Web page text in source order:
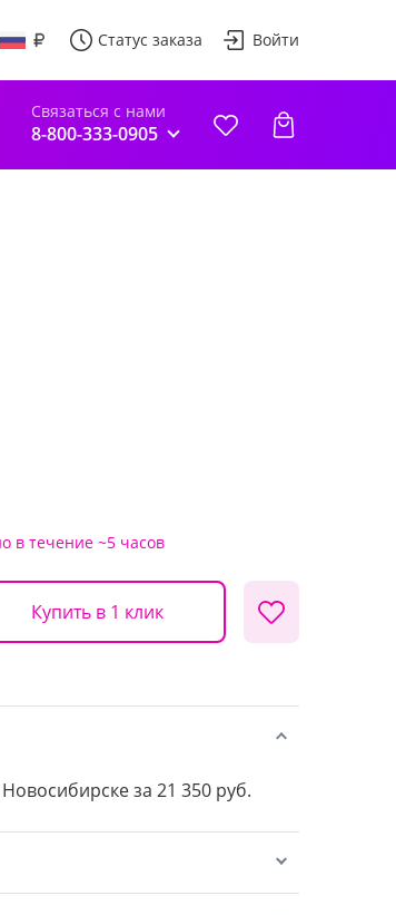
Статус заказа Войти
Связаться с нами
8-800-333-0905
в течение ~5 часов
Купить в 1 клик
за 21 350 руб.